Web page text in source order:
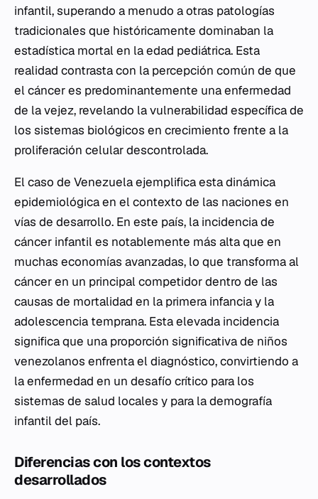
infantil, superando a menudo a otras patologías
tradicionales que históricamente dominaban la
estadística mortal en la edad pediátrica. Esta
realidad contrasta con la percepción común de que
el cáncer es predominantemente una enfermedad
de la vejez, revelando la vulnerabilidad específica de
los sistemas biológicos en crecimiento frente a la
proliferación celular descontrolada.
El caso de Venezuela ejemplifica esta dinámica
epidemiológica en el contexto de las naciones en
vías de desarrollo. En este país, la incidencia de
cáncer infantil es notablemente más alta que en
muchas economías avanzadas, lo que transforma al
cáncer en un principal competidor dentro de las
causas de mortalidad en la primera infancia y la
adolescencia temprana. Esta elevada incidencia
significa que una proporción significativa de niños
venezolanos enfrenta el diagnóstico, convirtiendo a
la enfermedad en un desafío crítico para los
sistemas de salud locales y para la demografía
infantil del país.
Diferencias con los contextos
desarrollados